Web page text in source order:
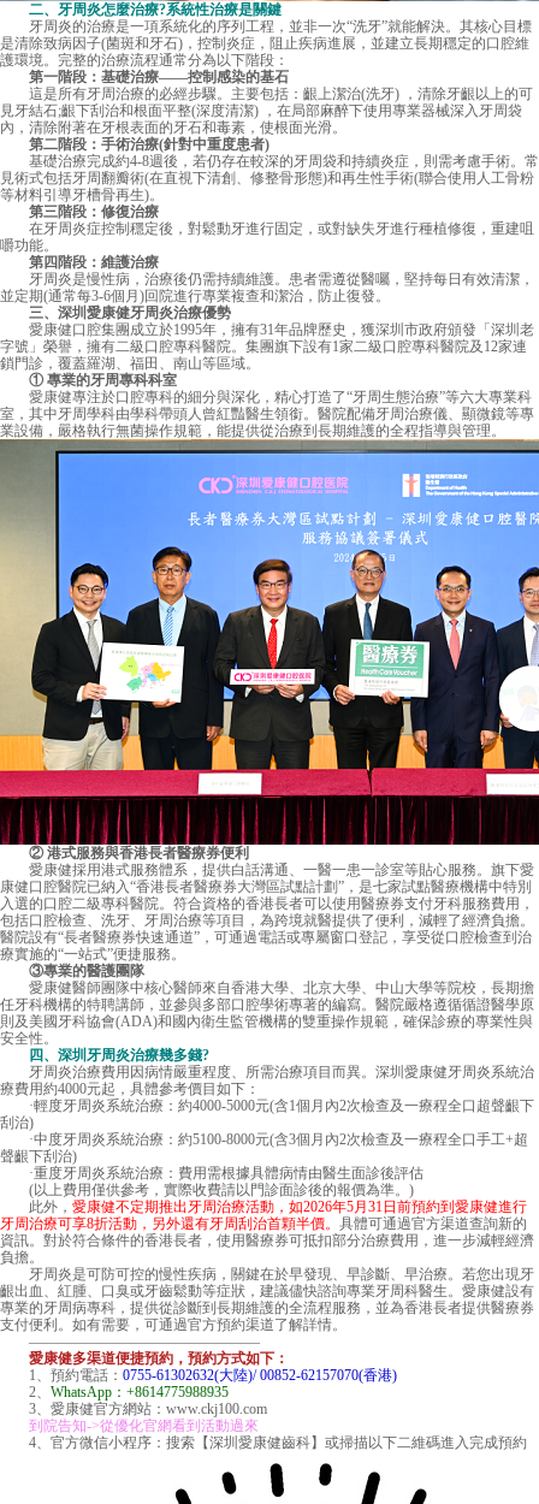
二、牙周炎怎麼治療?系統性治療是關鍵
牙周炎的治療是一項系統化的序列工程，並非一次“洗牙”就能解決。其核心目標
是清除致病因子(菌斑和牙石)，控制炎症，阻止疾病進展，並建立長期穩定的口腔維
護環境。完整的治療流程通常分為以下階段：
第一階段：基礎治療——控制感染的基石
這是所有牙周治療的必經步驟。主要包括：齦上潔治(洗牙) ，清除牙齦以上的可
見牙結石;齦下刮治和根面平整(深度清潔) ，在局部麻醉下使用專業器械深入牙周袋
內，清除附著在牙根表面的牙石和毒素，使根面光滑。
第二階段：手術治療(針對中重度患者)
基礎治療完成約4-8週後，若仍存在較深的牙周袋和持續炎症，則需考慮手術。常
見術式包括牙周翻瓣術(在直視下清創、修整骨形態)和再生性手術(聯合使用人工骨粉
等材料引導牙槽骨再生)。
第三階段：修復治療
在牙周炎症控制穩定後，對鬆動牙進行固定，或對缺失牙進行種植修復，重建咀
嚼功能。
第四階段：維護治療
牙周炎是慢性病，治療後仍需持續維護。患者需遵從醫囑，堅持每日有效清潔，
並定期(通常每3-6個月)回院進行專業複查和潔治，防止復發。
三、深圳愛康健牙周炎治療優勢
愛康健口腔集團成立於1995年，擁有31年品牌歷史，獲深圳市政府頒發「深圳老
字號」榮譽，擁有二級口腔專科醫院。集團旗下設有1家二級口腔專科醫院及12家連
鎖門診，覆蓋羅湖、福田、南山等區域。
① 專業的牙周專科科室
愛康健專注於口腔專科的細分與深化，精心打造了“牙周生態治療”等六大專業科
室，其中牙周學科由學科帶頭人曾紅豔醫生領銜。醫院配備牙周治療儀、顯微鏡等專
業設備，嚴格執行無菌操作規範，能提供從治療到長期維護的全程指導與管理。
② 港式服務與香港長者醫療券便利
愛康健採用港式服務體系，提供白話溝通、一醫一患一診室等貼心服務。旗下愛
康健口腔醫院已納入“香港長者醫療券大灣區試點計劃”，是七家試點醫療機構中特別
入選的口腔二級專科醫院。符合資格的香港長者可以使用醫療券支付牙科服務費用，
包括口腔檢查、洗牙、牙周治療等項目，為跨境就醫提供了便利，減輕了經濟負擔。
醫院設有“長者醫療券快速通道”，可通過電話或專屬窗口登記，享受從口腔檢查到治
療實施的“一站式”便捷服務。
③專業的醫護團隊
愛康健醫師團隊中核心醫師來自香港大學、北京大學、中山大學等院校，長期擔
任牙科機構的特聘講師，並參與多部口腔學術專著的編寫。醫院嚴格遵循循證醫學原
則及美國牙科協會(ADA)和國內衛生監管機構的雙重操作規範，確保診療的專業性與
安全性。
四、 深圳牙周炎治療幾多錢?
牙周炎治療費用因病情嚴重程度、所需治療項目而異。深圳愛康健牙周炎系統治
療費用約4000元起，具體參考價目如下：
·輕度牙周炎系統治療：約4000-5000元(含1個月內2次檢查及一療程全口超聲齦下
刮治)
·中度牙周炎系統治療：約5100-8000元(含3個月內2次檢查及一療程全口手工+超
聲齦下刮治)
·重度牙周炎系統治療：費用需根據具體病情由醫生面診後評估
(以上費用僅供參考，實際收費請以門診面診後的報價為準。)
此外， 愛康健不定期推出牙周治療活動，如2026年5月31日前預約到愛康健進行
牙周治療可享8折活動，另外還有牙周刮治首顆半價。 具體可通過官方渠道查詢新的
資訊。對於符合條件的香港長者，使用醫療券可抵扣部分治療費用，進一步減輕經濟
負擔。
牙周炎是可防可控的慢性疾病，關鍵在於早發現、早診斷、早治療。若您出現牙
齦出血、紅腫、口臭或牙齒鬆動等症狀，建議儘快諮詢專業牙周科醫生。愛康健設有
專業的牙周病專科，提供從診斷到長期維護的全流程服務，並為香港長者提供醫療券
支付便利。如有需要，可通過官方預約渠道了解詳情。
————————————————
愛康健多渠道便捷預約，預約方式如下：
1、預約電話： 0755-61302632(大陸)/ 00852-62157070(香港)
2、 WhatsApp：+8614775988935
3、愛康健官方網站：www.ckj100.com
到院告知->從優化官網看到活動過來
4、官方微信小程序：搜索【深圳愛康健齒科】或掃描以下二維碼進入完成預約